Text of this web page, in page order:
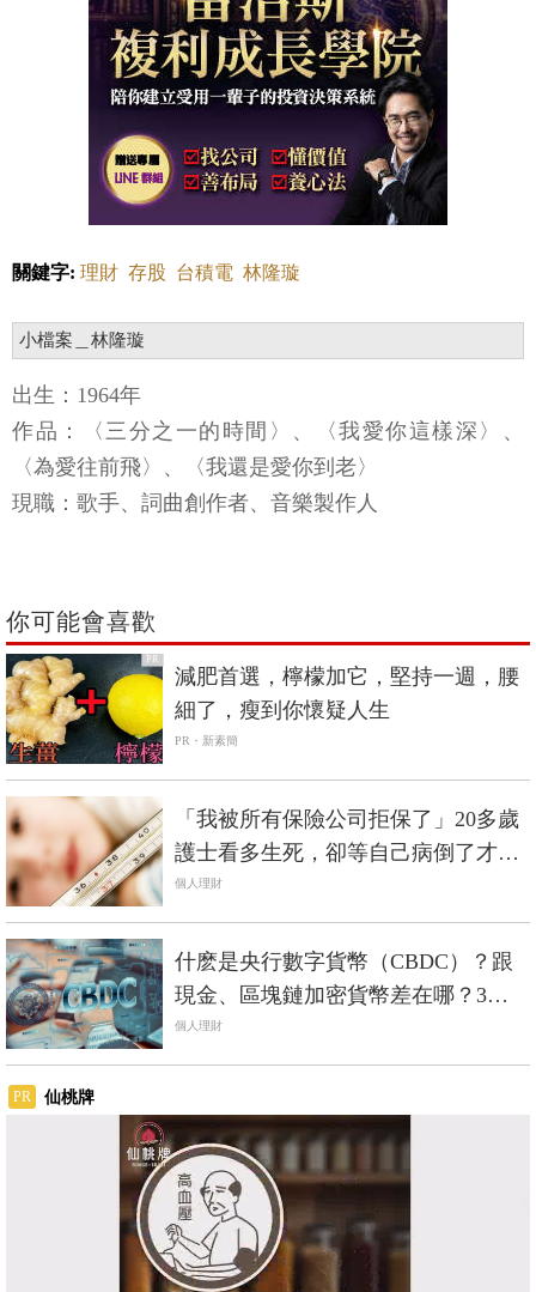
關鍵字: 理財 存股 台積電 林隆璇
小檔案＿林隆璇
出生：1964年
作品：〈三分之一的時間〉、〈我愛你這樣深〉、
〈為愛往前飛〉、〈我還是愛你到老〉
現職：歌手、詞曲創作者、音樂製作人
你可能會喜歡
PR
減肥首選，檸檬加它，堅持一週，腰
細了，瘦到你懷疑人生
PR・新素簡
「我被所有保險公司拒保了」20多歲
護士看多生死，卻等自己病倒了才知
保險好重要
個人理財
什麽是央行數字貨幣（CBDC）？跟
現金、區塊鏈加密貨幣差在哪？3分
鐘看懂CBDC是什麽
個人理財
PR 仙桃牌